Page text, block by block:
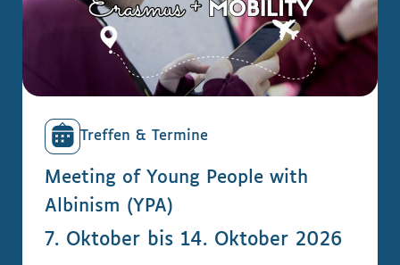
Treffen & Termine
Meeting of Young People with
Albinism (YPA)
7. Oktober bis 14. Oktober 2026